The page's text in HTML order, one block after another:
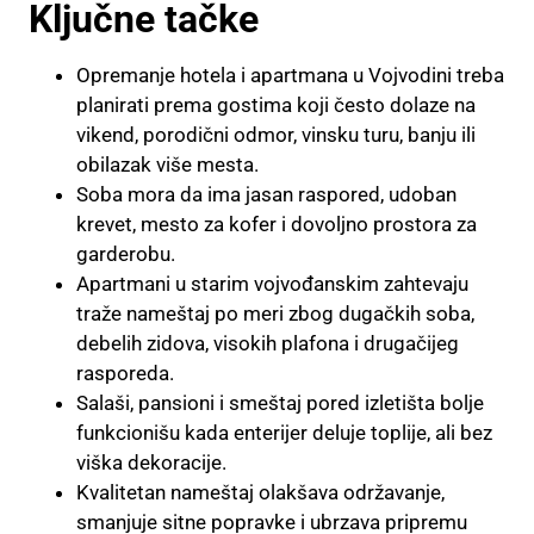
Ključne tačke
Opremanje hotela i apartmana u Vojvodini treba
planirati prema gostima koji često dolaze na
vikend, porodični odmor, vinsku turu, banju ili
obilazak više mesta.
Soba mora da ima jasan raspored, udoban
krevet, mesto za kofer i dovoljno prostora za
garderobu.
Apartmani u starim vojvođanskim zahtevaju
traže nameštaj po meri zbog dugačkih soba,
debelih zidova, visokih plafona i drugačijeg
rasporeda.
Salaši, pansioni i smeštaj pored izletišta bolje
funkcionišu kada enterijer deluje toplije, ali bez
viška dekoracije.
Kvalitetan nameštaj olakšava održavanje,
smanjuje sitne popravke i ubrzava pripremu